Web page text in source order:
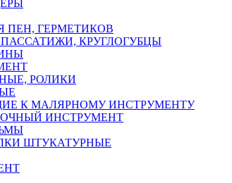
ПЕН, ГЕРМЕТИКОВ
КРУГЛОГУБЦЫ
РОЛИКИ
К МАЛЯРНОМУ ИНСТРУМЕНТУ
ИНСТРУМЕНТ
ШТУКАТУРНЫЕ